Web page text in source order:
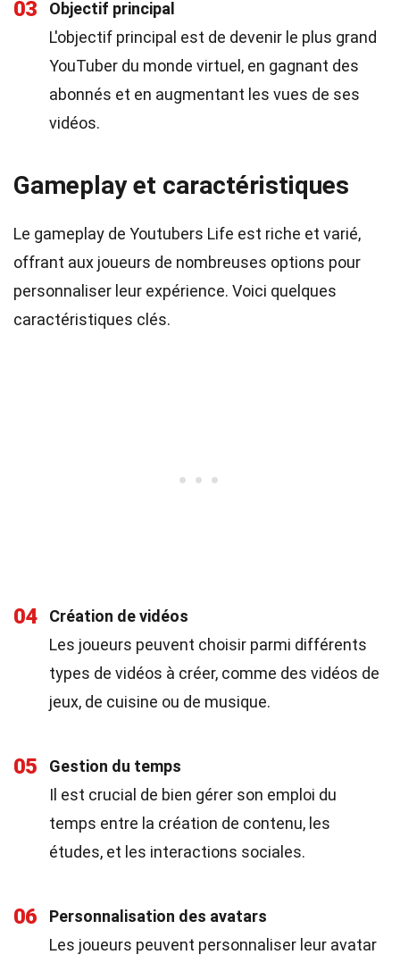
03
Objectif principal
L'objectif principal est de devenir le plus grand
YouTuber du monde virtuel, en gagnant des
abonnés et en augmentant les vues de ses
vidéos.
Gameplay et caractéristiques
Le gameplay de Youtubers Life est riche et varié,
offrant aux joueurs de nombreuses options pour
personnaliser leur expérience. Voici quelques
caractéristiques clés.
04
Création de vidéos
Les joueurs peuvent choisir parmi différents
types de vidéos à créer, comme des vidéos de
jeux, de cuisine ou de musique.
05
Gestion du temps
Il est crucial de bien gérer son emploi du
temps entre la création de contenu, les
études, et les interactions sociales.
06
Personnalisation des avatars
Les joueurs peuvent personnaliser leur avatar